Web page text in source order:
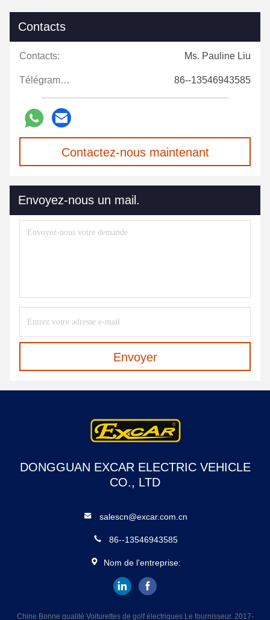
Contacts
Contacts: Ms. Pauline Liu
Télégramme: 86--13546943585
Contactez-nous maintenant
Envoyez-nous un mail.
Envoyer
DONGGUAN EXCAR ELECTRIC VEHICLE
CO., LTD
salescn@excar.com.cn
86--13546943585
Nom de l'entreprise:
Chine Bonne qualité Voiturettes de golf électriques Le fournisseur. 2017-